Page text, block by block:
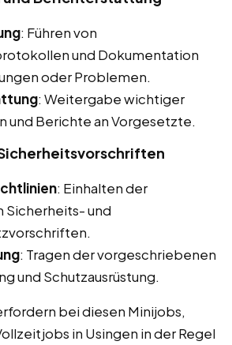
: Führen von
und Dokumentation
oder Problemen.
: Weitergabe wichtiger
und Berichte an Vorgesetzte.
: Einhalten der
und
: Tragen der vorgeschriebenen
und Schutzausrüstung.
bei diesen Minijobs,
in Usingen in der Regel